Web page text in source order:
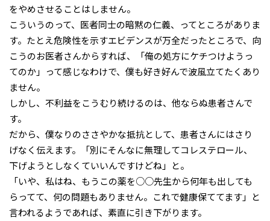
をやめさせることはしません。
こういうのって、医者同士の暗黙の仁義、ってところがありま
す。たとえ危険性を示すエビデンスが万全だったところで、向
こうのお医者さんからすれば、「俺の処方にケチつけようっ
てのか」って感じなわけで、僕も好き好んで波風立てたくあり
ません。
しかし、不利益をこうむり続けるのは、他ならぬ患者さんで
す。
だから、僕なりのささやかな抵抗として、患者さんにはさり
げなく伝えます。「別にそんなに無理してコレステロール、
下げようとしなくていいんですけどね」と。
「いや、私はね、もうこの薬を○○先生から何年も出しても
らってて、何の問題もありません。これで健康保ててます」と
言われるようであれば、素直に引き下がります。